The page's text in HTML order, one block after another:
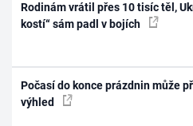
Rodinám vrátil přes 10 tisíc těl,
kostí“ sám padl v bojích
Počasí do konce prázdnin může
výhled